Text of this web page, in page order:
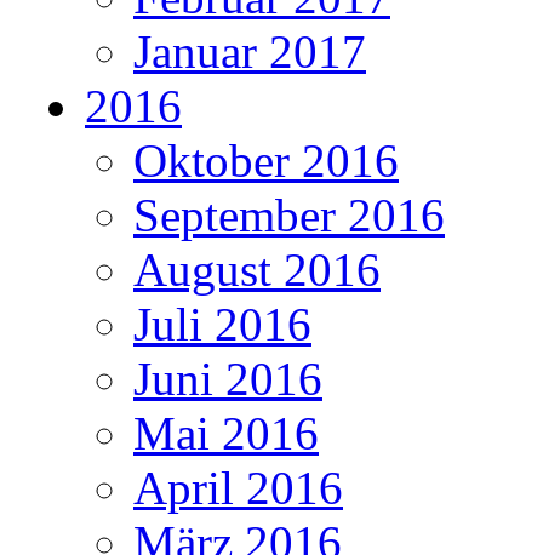
Januar 2017
2016
Oktober 2016
September 2016
August 2016
Juli 2016
Juni 2016
Mai 2016
April 2016
März 2016